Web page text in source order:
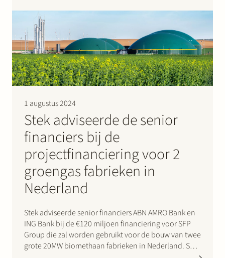
en direct naast de…
1 augustus 2024
Stek adviseerde de senior
financiers bij de
projectfinanciering voor 2
groengas fabrieken in
Nederland
Stek adviseerde senior financiers ABN AMRO Bank en
ING Bank bij de €120 miljoen financiering voor SFP
Group die zal worden gebruikt voor de bouw van twee
grote 20MW biomethaan fabrieken in Nederland. SFP